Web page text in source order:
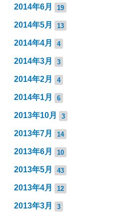
2014年6月 19
2014年5月 13
2014年4月 4
2014年3月 3
2014年2月 4
2014年1月 6
2013年10月 3
2013年7月 14
2013年6月 10
2013年5月 43
2013年4月 12
2013年3月 3